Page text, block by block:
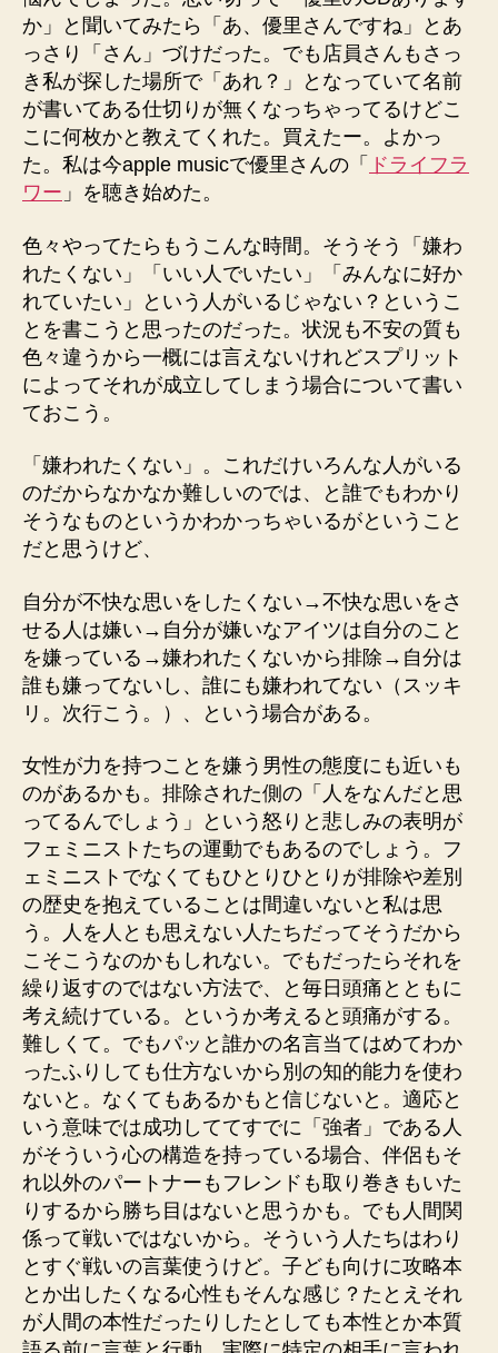
か」と聞いてみたら「あ、優里さんですね」とあ
っさり「さん」づけだった。でも店員さんもさっ
き私が探した場所で「あれ？」となっていて名前
が書いてある仕切りが無くなっちゃってるけどこ
こに何枚かと教えてくれた。買えたー。よかっ
た。私は今apple musicで優里さんの「
ドライフラ
ワー 」を聴き始めた。
色々やってたらもうこんな時間。そうそう「嫌わ
れたくない」「いい人でいたい」「みんなに好か
れていたい」という人がいるじゃない？というこ
とを書こうと思ったのだった。状況も不安の質も
色々違うから一概には言えないけれどスプリット
によってそれが成立してしまう場合について書い
ておこう。
「嫌われたくない」。これだけいろんな人がいる
のだからなかなか難しいのでは、と誰でもわかり
そうなものというかわかっちゃいるがということ
だと思うけど、
自分が不快な思いをしたくない→不快な思いをさ
せる人は嫌い→自分が嫌いなアイツは自分のこと
を嫌っている→嫌われたくないから排除→自分は
誰も嫌ってないし、誰にも嫌われてない（スッキ
リ。次行こう。）、という場合がある。
女性が力を持つことを嫌う男性の態度にも近いも
のがあるかも。排除された側の「人をなんだと思
ってるんでしょう」という怒りと悲しみの表明が
フェミニストたちの運動でもあるのでしょう。フ
ェミニストでなくてもひとりひとりが排除や差別
の歴史を抱えていることは間違いないと私は思
う。人を人とも思えない人たちだってそうだから
こそこうなのかもしれない。でもだったらそれを
繰り返すのではない方法で、と毎日頭痛とともに
考え続けている。というか考えると頭痛がする。
難しくて。でもパッと誰かの名言当てはめてわか
ったふりしても仕方ないから別の知的能力を使わ
ないと。なくてもあるかもと信じないと。適応と
いう意味では成功しててすでに「強者」である人
がそういう心の構造を持っている場合、伴侶もそ
れ以外のパートナーもフレンドも取り巻きもいた
りするから勝ち目はないと思うかも。でも人間関
係って戦いではないから。そういう人たちはわり
とすぐ戦いの言葉使うけど。子ども向けに攻略本
とか出したくなる心性もそんな感じ？たとえそれ
が人間の本性だったりしたとしても本性とか本質